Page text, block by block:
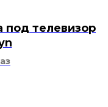
под телевизор